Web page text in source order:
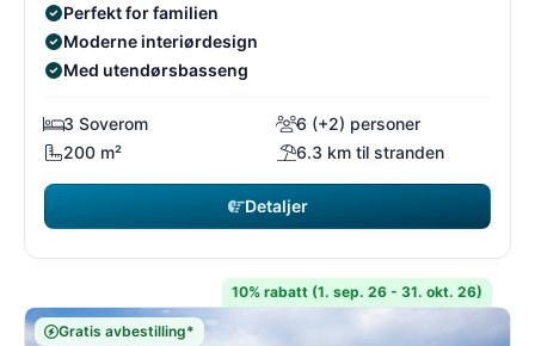
Perfekt for familien
Moderne interiørdesign
Med utendørsbasseng
3 Soverom
6 (+2) personer
200 m²
6.3 km til stranden
Detaljer
10% rabatt (1. sep. 26 - 31. okt. 26)
Gratis avbestilling*